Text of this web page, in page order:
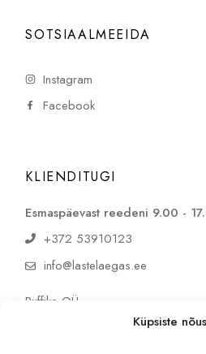
Küpsiste
SOTSIAALMEEIDA
Instagram
Facebook
KLIENDITUGI
Esmaspäevast reedeni 9.00 -
+372 53910123
info@lastelaegas.ee
Puffike OÜ